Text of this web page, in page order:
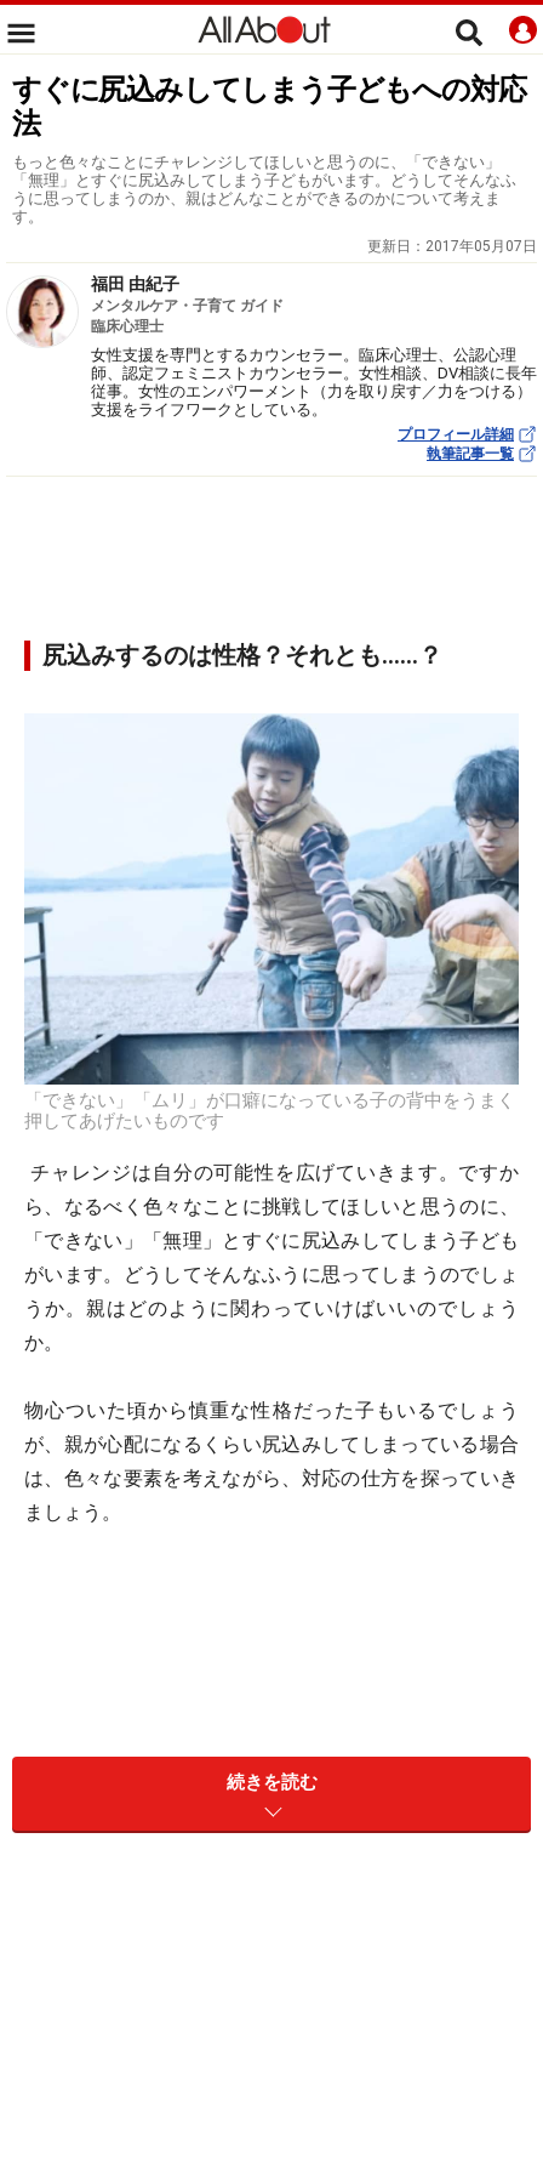
すぐに尻込みしてしまう子どもへの対応
法
もっと色々なことにチャレンジしてほしいと思うのに、「できない」
「無理」とすぐに尻込みしてしまう子どもがいます。どうしてそんなふ
うに思ってしまうのか、親はどんなことができるのかについて考えま
す。
更新日： 2017年05月07日
福田 由紀子
メンタルケア・子育て ガイド
臨床心理士
女性支援を専門とするカウンセラー。臨床心理士、公認心理
師、認定フェミニストカウンセラー。女性相談、DV相談に長年
従事。女性のエンパワーメント（力を取り戻す／力をつける）
支援をライフワークとしている。
プロフィール詳細
執筆記事一覧
尻込みするのは性格？それとも……？
「できない」「ムリ」が口癖になっている子の背中をうまく
押してあげたいものです
チャレンジは自分の可能性を広げていきます。ですか
ら、なるべく色々なことに挑戦してほしいと思うのに、
「できない」「無理」とすぐに尻込みしてしまう子ども
がいます。どうしてそんなふうに思ってしまうのでしょ
うか。親はどのように関わっていけばいいのでしょう
か。
物心ついた頃から慎重な性格だった子もいるでしょう
が、親が心配になるくらい尻込みしてしまっている場合
は、色々な要素を考えながら、対応の仕方を探っていき
ましょう。
続きを読む